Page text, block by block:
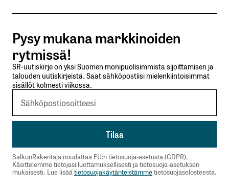
Tilaa SalkunRakentajan uutiskirje
Lähetä kommentti
Pysy mukana markkinoiden
rytmissä!
SR-uutiskirje on yksi Suomen monipuolisimmista sijoittamisen ja
talouden uutiskirjeistä. Saat sähköpostiisi mielenkiintoisimmat
sisällöt kolmesti viikossa.
SalkunRakentaja noudattaa EU:n tietosuoja-asetusta (GDPR).
Käsittelemme tietojasi luottamuksellisesti ja tietosuoja-asetuksen
mukaisesti. Lue lisäätietosuojakäytänteistämmetietosuojaselosteesta.